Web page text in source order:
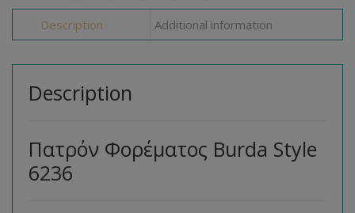
Description Additional information
Description
Πατρόν Φορέματος Burda Style
6236